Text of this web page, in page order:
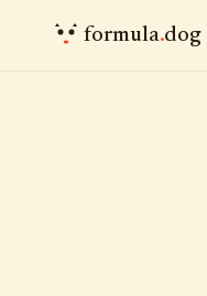
formula.dog